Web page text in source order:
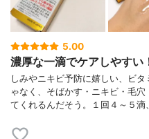
5.00
濃厚な一滴でケアしやすい
しみやニキビ予防に嬉しい、ビ
ゃなく、そばかす・ニキビ・毛
てくれるんだそう。１回４～５